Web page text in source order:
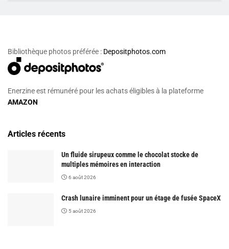
Bibliothèque photos préférée : Depositphotos.com
Enerzine est rémunéré pour les achats éligibles à la plateforme
AMAZON
Articles récents
Un fluide sirupeux comme le chocolat stocke de
multiples mémoires en interaction
6 août 2026
Crash lunaire imminent pour un étage de fusée SpaceX
5 août 2026